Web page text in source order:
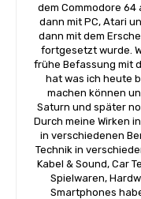
dem Commodore
dann mit PC, Atari
dann mit dem
fortgesetzt wurde.
frühe Befassung mit
hat was ich heute
machen können
Saturn und später
Durch meine Wirken
in verschiedenen
Technik in
Kabel & Sound, Car
Spielwaren,
Smartphones